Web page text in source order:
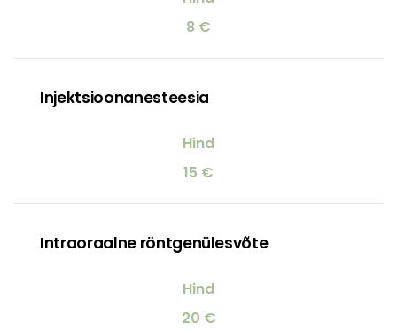
8 €
Injektsioonanesteesia
15 €
Intraoraalne röntgenülesvõte
20 €